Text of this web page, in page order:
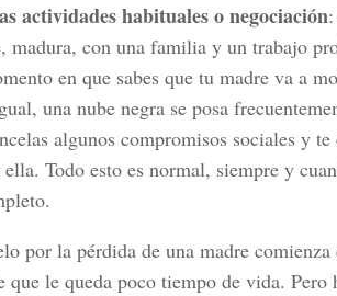
actividades habituales o negociación
madura, con una familia y un trabajo
en que sabes que tu madre va a
una nube negra se posa
algunos compromisos sociales y te
ella. Todo esto es normal, siempre y
por la pérdida de una madre
que le queda poco tiempo de vida. Pero